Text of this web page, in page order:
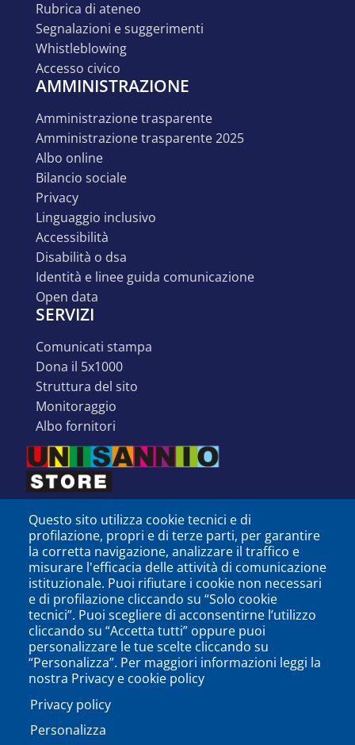
rubrica di ateneo
segnalazioni e suggerimenti
whistleblowing
accesso civico
AMMINISTRAZIONE
amministrazione trasparente
amministrazione trasparente 2025
albo online
bilancio sociale
privacy
linguaggio inclusivo
accessibilità
disabilità o dsa
identità e linee guida comunicazione
open data
SERVIZI
comunicati stampa
dona il 5x1000
struttura del sito
monitoraggio
albo fornitori
SEGUICI SU
PODCAST
Questo sito utilizza cookie tecnici e di
profilazione, propri e di terze parti, per garantire
la corretta navigazione, analizzare il traffico e
misurare l'efficacia delle attività di comunicazione
istituzionale. Puoi rifiutare i cookie non necessari
e di profilazione cliccando su “Solo cookie
tecnici”. Puoi scegliere di acconsentirne l’utilizzo
cliccando su “Accetta tutti” oppure puoi
personalizzare le tue scelte cliccando su
“Personalizza”. Per maggiori informazioni leggi la
nostra Privacy e cookie policy
Privacy policy
Personalizza